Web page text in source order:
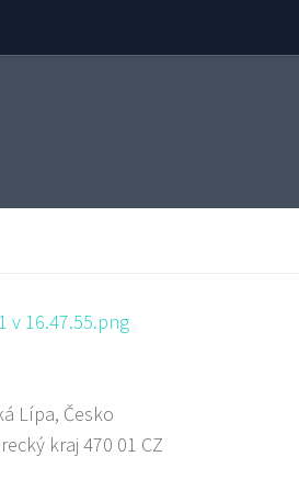
Lípa, Česko
kraj 470 01 CZ